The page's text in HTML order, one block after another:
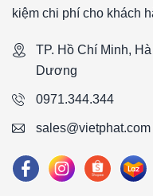
*Độ tổn thất áp đầu
*Kích thước:
kiệm chi phí cho khách
TP. Hồ Chí Minh,
Dương
0971.344.344
sales@vietphat.com